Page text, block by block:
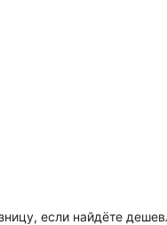
если найдёте